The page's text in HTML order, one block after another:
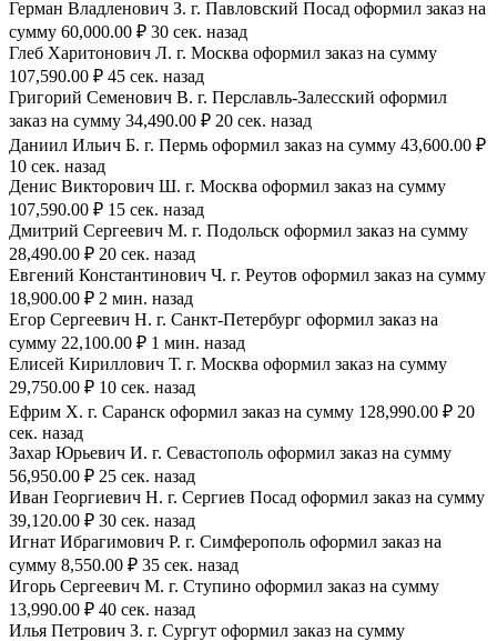
Герман Владленович З. г. Павловский Посад оформил заказ на
сумму 60,000.00 ₽ 30 сек. назад
Глеб Харитонович Л. г. Москва оформил заказ на сумму
107,590.00 ₽ 45 сек. назад
Григорий Семенович В. г. Перславль-Залесский оформил
заказ на сумму 34,490.00 ₽ 20 сек. назад
Даниил Ильич Б. г. Пермь оформил заказ на сумму 43,600.00 ₽
10 сек. назад
Денис Викторович Ш. г. Москва оформил заказ на сумму
107,590.00 ₽ 15 сек. назад
Дмитрий Сергеевич М. г. Подольск оформил заказ на сумму
28,490.00 ₽ 20 сек. назад
Евгений Константинович Ч. г. Реутов оформил заказ на сумму
18,900.00 ₽ 2 мин. назад
Егор Сергеевич Н. г. Санкт-Петербург оформил заказ на
сумму 22,100.00 ₽ 1 мин. назад
Елисей Кириллович Т. г. Москва оформил заказ на сумму
29,750.00 ₽ 10 сек. назад
Ефрим Х. г. Саранск оформил заказ на сумму 128,990.00 ₽ 20
сек. назад
Захар Юрьевич И. г. Севастополь оформил заказ на сумму
56,950.00 ₽ 25 сек. назад
Иван Георгиевич Н. г. Сергиев Посад оформил заказ на сумму
39,120.00 ₽ 30 сек. назад
Игнат Ибрагимович Р. г. Симферополь оформил заказ на
сумму 8,550.00 ₽ 35 сек. назад
Игорь Сергеевич М. г. Ступино оформил заказ на сумму
13,990.00 ₽ 40 сек. назад
Илья Петрович З. г. Сургут оформил заказ на сумму